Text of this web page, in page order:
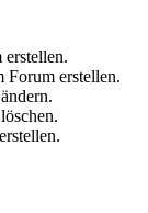
erstellen.
Forum erstellen.
ändern.
löschen.